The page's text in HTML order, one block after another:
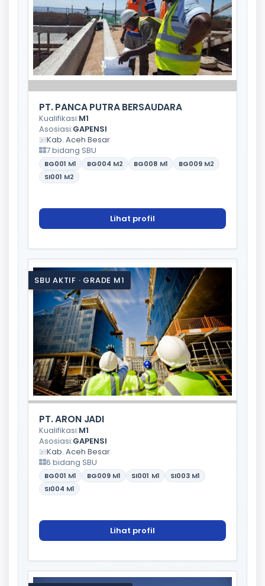
PT. PANCA PUTRA BERSAUDARA
Kualifikasi:M1
Asosiasi:GAPENSI
Kab. Aceh Besar
7 bidang SBU
BG001 M1 BG004 M2 BG008 M1 BG009 M2
SI001 M2
Lihat profil
SBU AKTIF · GRADE M1
PT. ARON JADI
Kualifikasi:M1
Asosiasi:GAPENSI
Kab. Aceh Besar
6 bidang SBU
BG001 M1 BG009 M1 SI001 M1 SI003 M1
SI004 M1
Lihat profil